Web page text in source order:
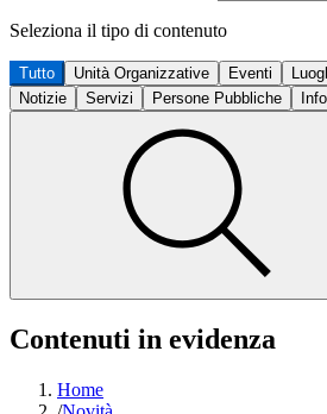
Seleziona il tipo di contenuto
Tutto Unità Organizzative Eventi
Notizie
Servizi Persone Pubbliche
Contenuti in evidenza
Home